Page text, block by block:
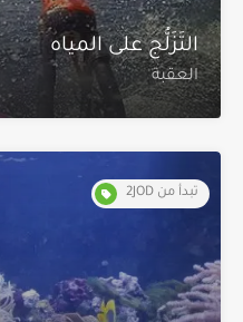
التَزَلُّج على المياه
العقبة
تبدأ من 2JOD